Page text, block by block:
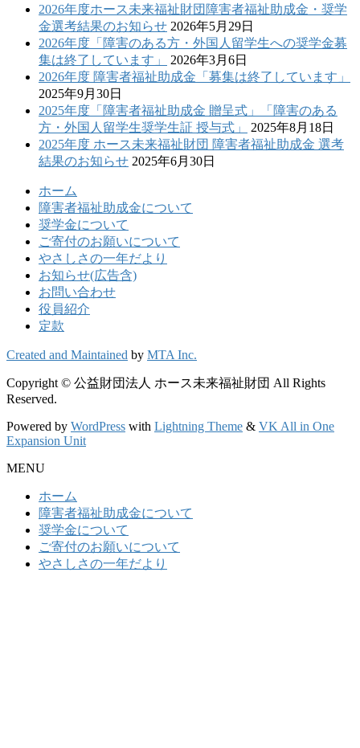
2026年度ホース未来福祉財団障害者福祉助成金・奨学
金選考結果のお知らせ 2026年5月29日
2026年度「障害のある方・外国人留学生への奨学金募
集は終了しています」
2026年3月6日
2026年度 障害者福祉助成金「募集は終了しています」
2025年9月30日
2025年度「障害者福祉助成金 贈呈式」「障害のある
方・外国人留学生奨学生証 授与式」
2025年8月18日
2025年度 ホース未来福祉財団 障害者福祉助成金 選考
結果のお知らせ 2025年6月30日
ホーム
障害者福祉助成金について
奨学金について
ご寄付のお願いについて
やさしさの一年だより
お知らせ(広告含)
お問い合わせ
役員紹介
定款
Created and Maintained by MTA Inc.
Copyright © 公益財団法人 ホース未来福祉財団 All Rights
Reserved.
Powered by WordPress with Lightning Theme & VK All in One
Expansion Unit
MENU
ホーム
障害者福祉助成金について
奨学金について
ご寄付のお願いについて
やさしさの一年だより